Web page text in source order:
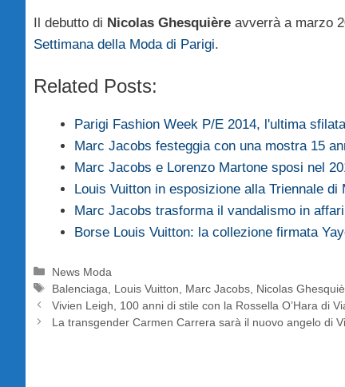
Il debutto di Nicolas Ghesquière avverrà a marzo
Settimana della Moda di Parigi.
Related Posts:
Parigi Fashion Week P/E 2014, l'ultima
Marc Jacobs festeggia con una mostra 15
Marc Jacobs e Lorenzo Martone sposi nel
Louis Vuitton in esposizione alla Triennale di
Marc Jacobs trasforma il vandalismo in
Borse Louis Vuitton: la collezione firmata
Categorie
News Moda
Tag
Balenciaga Louis Vuitton Marc Jacobs Nicolas
Vivien Leigh, 100 anni di stile con la Rossella O’Hara di
La transgender Carmen Carrera sarà il nuovo angelo di